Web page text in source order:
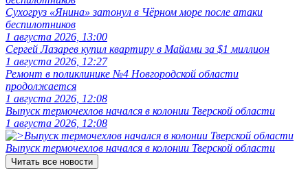
Сухогруз «Янина» затонул в Чёрном море после атаки
беспилотников
1 августа 2026, 13:00
Сергей Лазарев купил квартиру в Майами за $1 миллион
1 августа 2026, 12:27
Ремонт в поликлинике №4 Новгородской области
продолжается
1 августа 2026, 12:08
Выпуск термочехлов начался в колонии Тверской области
1 августа 2026, 12:08
Выпуск термочехлов начался в колонии Тверской области
Читать все новости